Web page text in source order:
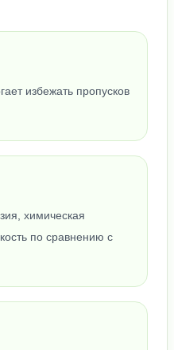
избежать пропусков
химическая
по сравнению с